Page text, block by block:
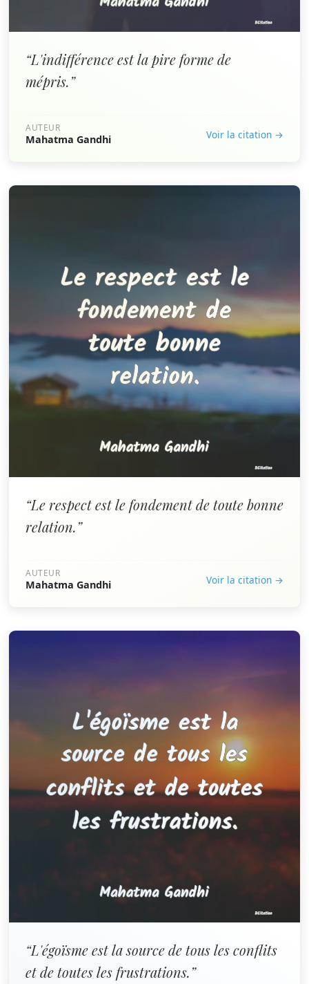
“L'indifférence est la pire forme de
mépris.”
AUTEUR
Mahatma Gandhi Voir la citation →
“Le respect est le fondement de toute bonne
relation.”
AUTEUR
Mahatma Gandhi Voir la citation →
“L'égoïsme est la source de tous les conflits
et de toutes les frustrations.”